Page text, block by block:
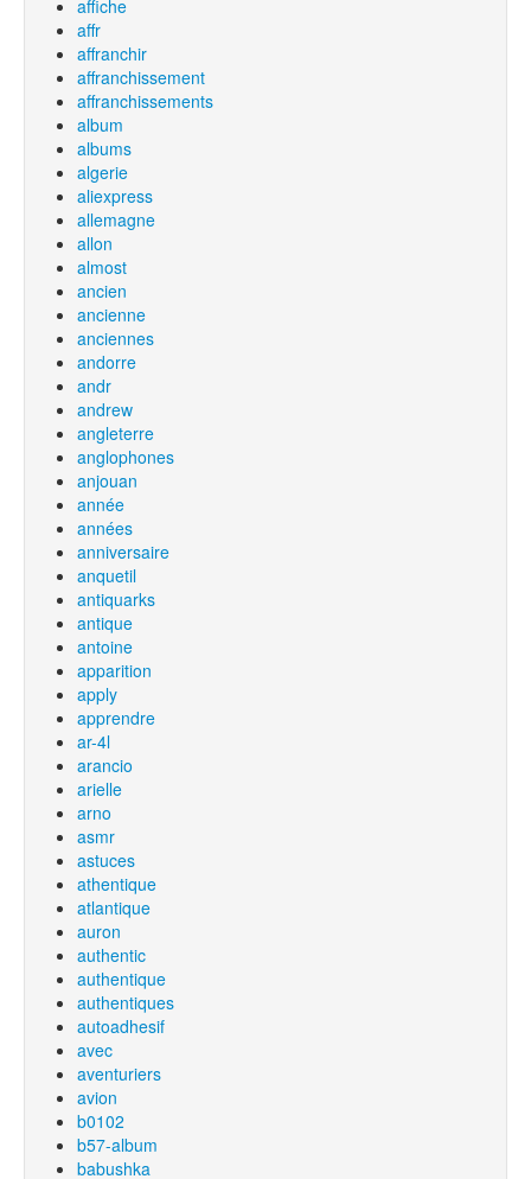
affiche
affr
affranchir
affranchissement
affranchissements
album
albums
algerie
aliexpress
allemagne
allon
almost
ancien
ancienne
anciennes
andorre
andr
andrew
angleterre
anglophones
anjouan
année
années
anniversaire
anquetil
antiquarks
antique
antoine
apparition
apply
apprendre
ar-4l
arancio
arielle
arno
asmr
astuces
athentique
atlantique
auron
authentic
authentique
authentiques
autoadhesif
avec
aventuriers
avion
b0102
b57-album
babushka